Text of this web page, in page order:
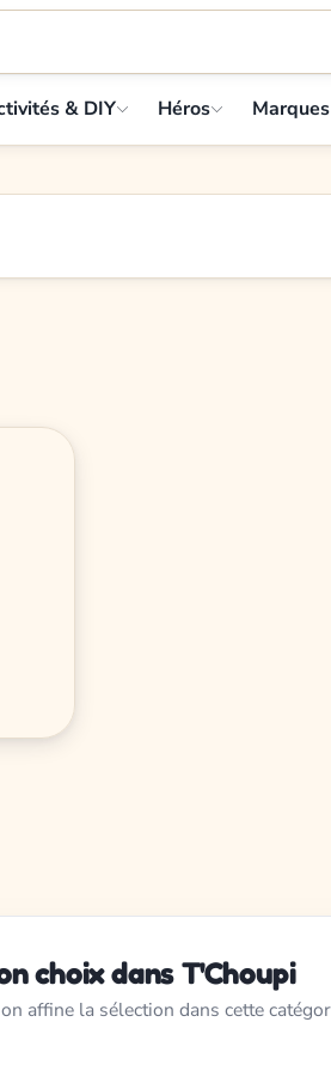
& DIY Héros Marques
choix dans T'Choupi
affine la sélection dans cette